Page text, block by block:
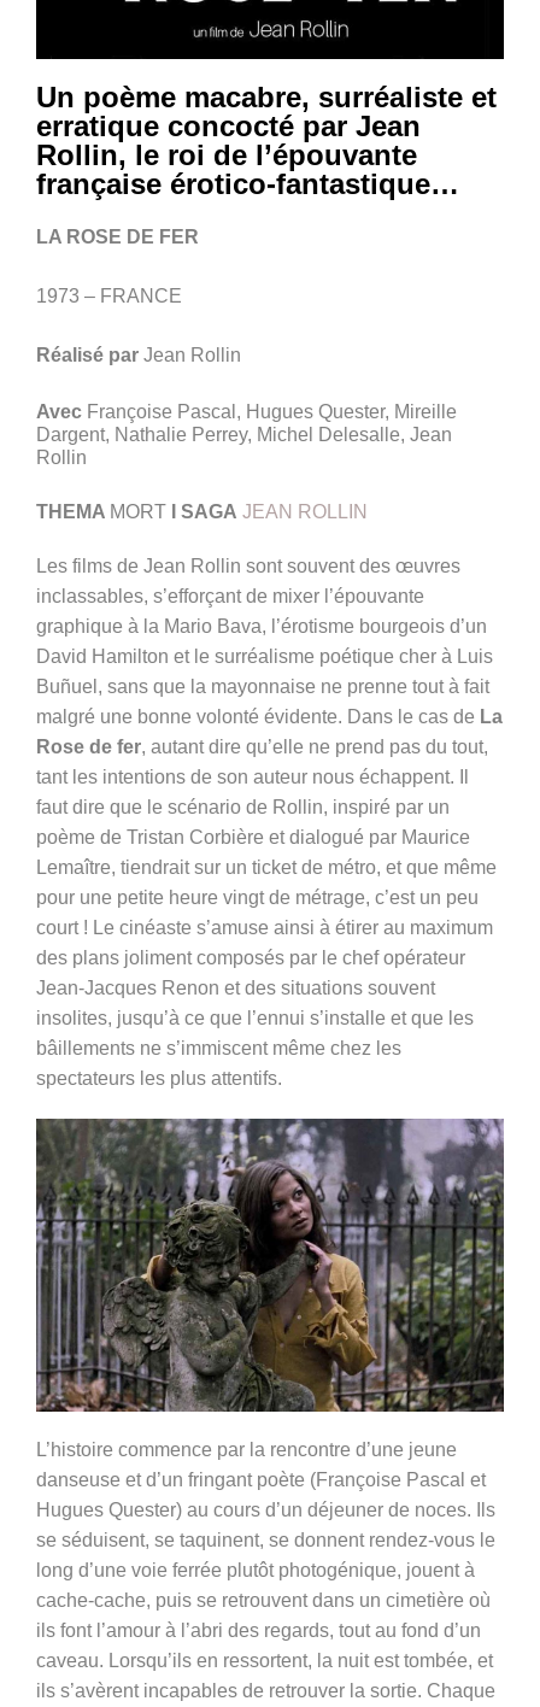
Un poème macabre, surréaliste et
erratique concocté par Jean
Rollin, le roi de l’épouvante
française érotico-fantastique…
LA ROSE DE FER
1973 – FRANCE
Réalisé par Jean Rollin
Avec Françoise Pascal, Hugues Quester, Mireille
Dargent, Nathalie Perrey, Michel Delesalle, Jean
Rollin
THEMA MORT I SAGA JEAN ROLLIN
Les films de Jean Rollin sont souvent des œuvres
inclassables, s’efforçant de mixer l’épouvante
graphique à la Mario Bava, l’érotisme bourgeois d’un
David Hamilton et le surréalisme poétique cher à Luis
Buñuel, sans que la mayonnaise ne prenne tout à fait
malgré une bonne volonté évidente. Dans le cas de La
Rose de fer, autant dire qu’elle ne prend pas du tout,
tant les intentions de son auteur nous échappent. Il
faut dire que le scénario de Rollin, inspiré par un
poème de Tristan Corbière et dialogué par Maurice
Lemaître, tiendrait sur un ticket de métro, et que même
pour une petite heure vingt de métrage, c’est un peu
court ! Le cinéaste s’amuse ainsi à étirer au maximum
des plans joliment composés par le chef opérateur
Jean-Jacques Renon et des situations souvent
insolites, jusqu’à ce que l’ennui s’installe et que les
bâillements ne s’immiscent même chez les
spectateurs les plus attentifs.
L’histoire commence par la rencontre d’une jeune
danseuse et d’un fringant poète (Françoise Pascal et
Hugues Quester) au cours d’un déjeuner de noces. Ils
se séduisent, se taquinent, se donnent rendez-vous le
long d’une voie ferrée plutôt photogénique, jouent à
cache-cache, puis se retrouvent dans un cimetière où
ils font l’amour à l’abri des regards, tout au fond d’un
caveau. Lorsqu’ils en ressortent, la nuit est tombée, et
ils s’avèrent incapables de retrouver la sortie. Chaque